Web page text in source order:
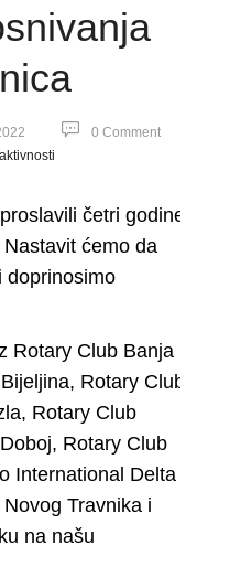
0 Comment
četri godine
Nastavit ćemo da
doprinosimo
Rotary Club Banja
, Rotary Club
, Rotary Club
, Rotary Club
International Delta
Travnika i
na našu